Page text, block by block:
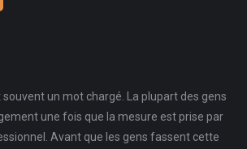
souvent un mot chargé. La plupart des gens
une fois que la mesure est prise par
Avant que les gens fassent cette